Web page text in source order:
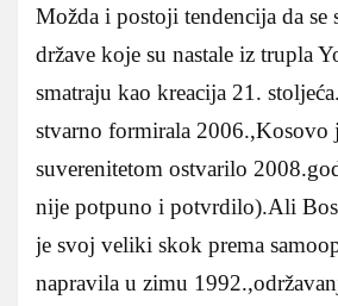
Možda i postoji tendencija da se
države koje su nastale iz trupla
smatraju kao kreacija 21.
stvarno formirala 2006.,Kosovo
suverenitetom ostvarilo
nije potpuno i potvrdilo).Ali
je svoj veliki skok prema
napravila u zimu